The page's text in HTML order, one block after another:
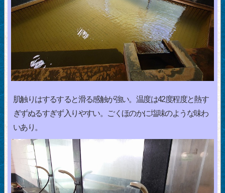
肌触りはするすると滑る感触が強い。温度は42度程度と熱す
ぎずぬるすぎず入りやすい。ごくほのかに塩味のような味わ
いあり。